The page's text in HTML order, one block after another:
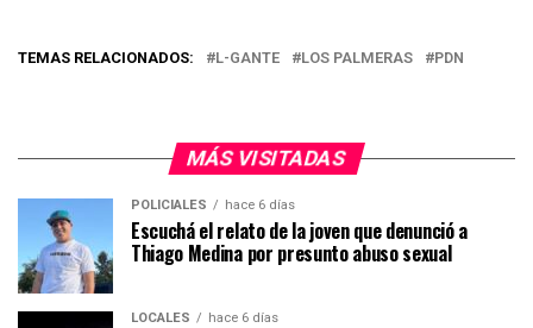
TEMAS RELACIONADOS: L-GANTE LOS PALMERAS PDN
MÁS VISITADAS
POLICIALES hace 6 días
Escuchá el relato de la joven que denunció a
Thiago Medina por presunto abuso sexual
LOCALES hace 6 días